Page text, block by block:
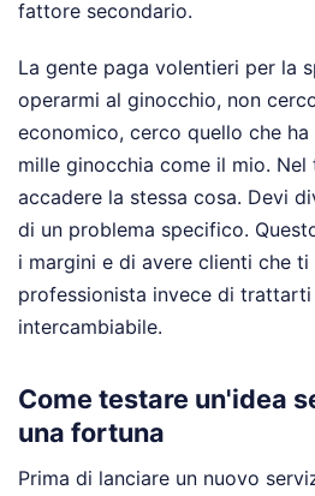
fattore secondario.
La gente paga volentieri per la
operarmi al ginocchio, non
economico, cerco quello che
mille ginocchia come il mio. Nel
accadere la stessa cosa. Devi
di un problema specifico.
i margini e di avere clienti che
professionista invece di
intercambiabile.
Come testare un'idea
una fortuna
Prima di lanciare un nuovo